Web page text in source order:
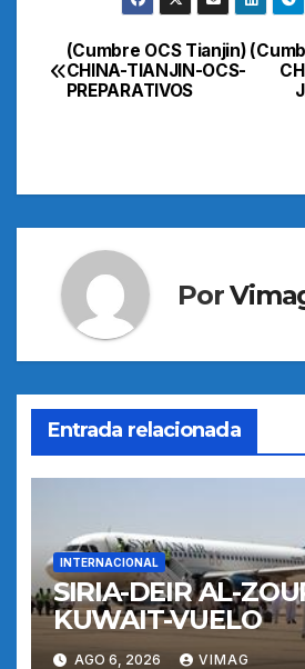
Navegación
de
(Cumbre OCS Tianjin)
CHINA-TIANJIN-OCS-
PREPARATIVOS
Por
Entrada relacionada
INTERNACIONAL
SIRIA-DEIR AL-
KUWAIT-VUELO
AGO 6, 2026 VIMAG